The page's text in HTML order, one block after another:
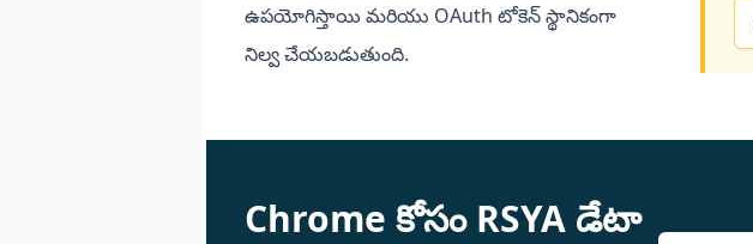
ఉపయోగిస్తాయి మరియు OAuth టోకెన్ స్థానికంగా
నిల్వ చేయబడుతుంది.
Chrome కోసం RSYA డేటా